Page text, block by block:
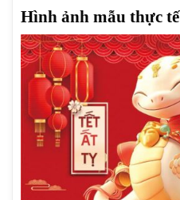
Hình ảnh mẫu thực tế